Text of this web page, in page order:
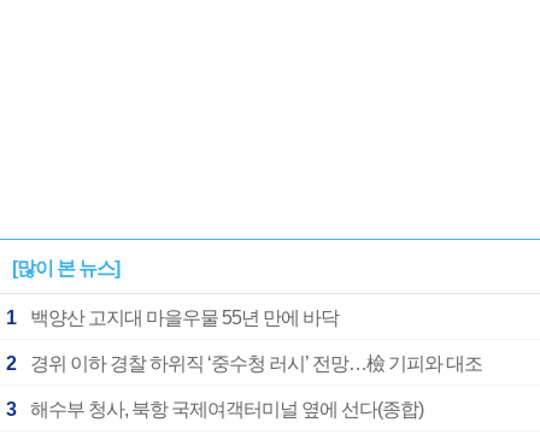
[많이 본 뉴스]
1 백양산 고지대 마을우물 55년 만에 바닥
2 경위 이하 경찰 하위직 ‘중수청 러시’ 전망…檢 기피와 대조
3 해수부 청사, 북항 국제여객터미널 옆에 선다(종합)